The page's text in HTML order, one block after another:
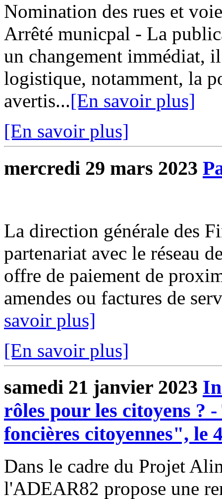
Nomination des rues et
Arrêté municpal - La
un changement immédiat,
logistique, notamment, la
avertis...[En savoir plus]
[En savoir plus]
mercredi 29 mars 2023
La direction générale des
partenariat avec le réseau
offre de paiement de
amendes ou factures de
savoir plus]
[En savoir plus]
samedi 21 janvier 2023
rôles pour les citoyens ?
foncières citoyennes", le
Dans le cadre du Projet
l'ADEAR82 propose une